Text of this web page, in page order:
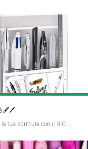
📓🖋🖊
la tua scrittura con il BIC...